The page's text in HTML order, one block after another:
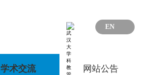
EN
学术交流 网站公告